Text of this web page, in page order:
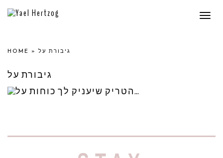
HOME » גיבורת על
גיבורת על
על…